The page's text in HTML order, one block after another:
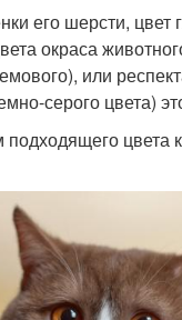
его шерсти,
окраса
или
серого цвета)
цвета